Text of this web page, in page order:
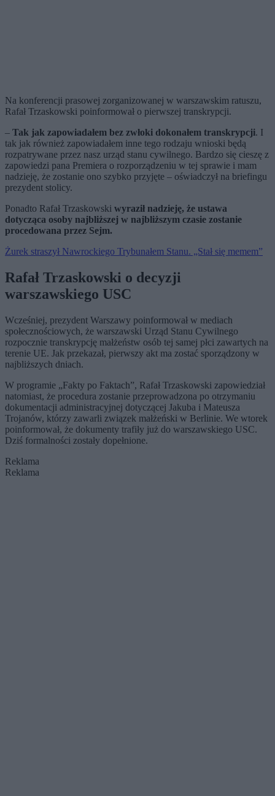
Na konferencji prasowej zorganizowanej w warszawskim ratuszu,
Rafał Trzaskowski poinformował o pierwszej transkrypcji.
– Tak jak zapowiadałem bez zwłoki dokonałem transkrypcji. I
tak jak również zapowiadałem inne tego rodzaju wnioski będą
rozpatrywane przez nasz urząd stanu cywilnego. Bardzo się cieszę z
zapowiedzi pana Premiera o rozporządzeniu w tej sprawie i mam
nadzieję, że zostanie ono szybko przyjęte – oświadczył na briefingu
prezydent stolicy.
Ponadto Rafał Trzaskowski wyraził nadzieję, że ustawa
dotycząca osoby najbliższej w najbliższym czasie zostanie
procedowana przez Sejm.
Żurek straszył Nawrockiego Trybunałem Stanu. „Stał się memem”
Rafał Trzaskowski o decyzji
warszawskiego USC
Wcześniej, prezydent Warszawy poinformował w mediach
społecznościowych, że warszawski Urząd Stanu Cywilnego
rozpocznie transkrypcję małżeństw osób tej samej płci zawartych na
terenie UE. Jak przekazał, pierwszy akt ma zostać sporządzony w
najbliższych dniach.
W programie „Fakty po Faktach”, Rafał Trzaskowski zapowiedział
natomiast, że procedura zostanie przeprowadzona po otrzymaniu
dokumentacji administracyjnej dotyczącej Jakuba i Mateusza
Trojanów, którzy zawarli związek małżeński w Berlinie. We wtorek
poinformował, że dokumenty trafiły już do warszawskiego USC.
Dziś formalności zostały dopełnione.
Reklama
Reklama